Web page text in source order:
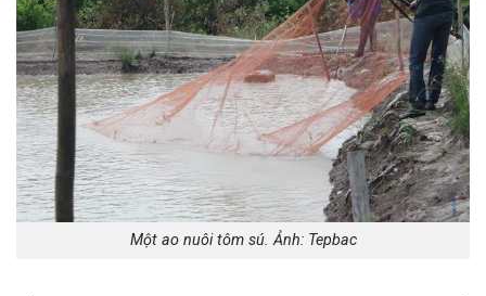
Một ao nuôi tôm sú. Ảnh: Tepbac